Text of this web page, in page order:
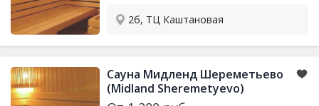
2б, ТЦ Каштановая
Сауна Мидленд Шереметьево
(Midland Sheremetyevo)